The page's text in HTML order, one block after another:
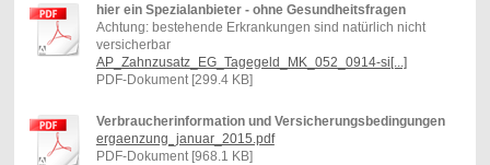
hier ein Spezialanbieter - ohne Gesundheitsfragen
Achtung: bestehende Erkrankungen sind natürlich nicht
versicherbar
AP_Zahnzusatz_EG_Tagegeld_MK_052_0914-si[...]
PDF-Dokument [299.4 KB]
Verbraucherinformation und Versicherungsbedingungen
ergaenzung_januar_2015.pdf
PDF-Dokument [968.1 KB]